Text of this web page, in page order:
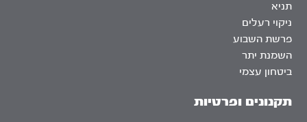
תניא
ניקוי רעלים
פרשת השבוע
השמנת יתר
ביטחון עצמי
תקנונים ופרטיות